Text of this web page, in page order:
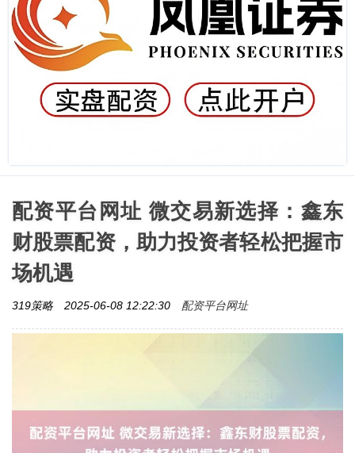
配资平台网址 微交易新选择：鑫东
财股票配资，助力投资者轻松把握市
场机遇
319策略 2025-06-08 12:22:30 配资平台网址